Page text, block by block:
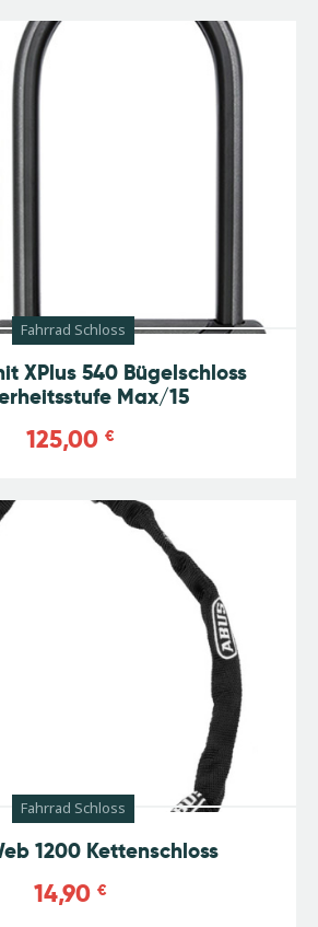
Fahrrad Schloss
XPlus 540 Bügelschloss
Max/15
125,00 €
Fahrrad Schloss
1200 Kettenschloss
14,90 €